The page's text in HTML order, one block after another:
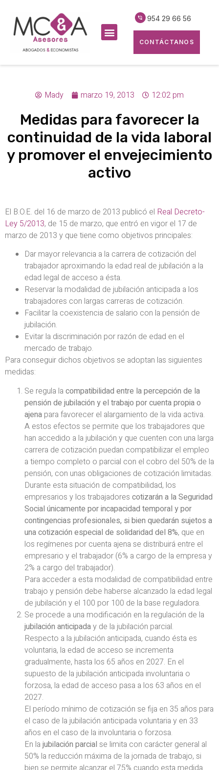
954 29 66 56
CONTÁCTANOS
Mady marzo 19, 2013 12:02 pm
Medidas para favorecer la
continuidad de la vida laboral
y promover el envejecimiento
activo
El B.O.E. del 16 de marzo de 2013 publicó el Real Decreto-
Ley 5/2013, de 15 de marzo, que entró en vigor el 17 de
marzo de 2013 y que tiene como objetivos principales:
Dar mayor relevancia a la carrera de cotización del
trabajador aproximando la edad real de jubilación a la
edad legal de acceso a ésta.
Reservar la modalidad de jubilación anticipada a los
trabajadores con largas carreras de cotización.
Facilitar la coexistencia de salario con la pensión de
jubilación.
Evitar la discriminación por razón de edad en el
mercado de trabajo.
Para conseguir dichos objetivos se adoptan las siguientes
medidas:
Se regula la compatibilidad entre la percepción de la
pensión de jubilación y el trabajo por cuenta propia o
ajena para favorecer el alargamiento de la vida activa.
A estos efectos se permite que los trabajadores que
han accedido a la jubilación y que cuenten con una larga
carrera de cotización puedan compatibilizar el empleo
a tiempo completo o parcial con el cobro del 50% de la
pensión, con unas obligaciones de cotización limitadas.
Durante esta situación de compatibilidad, los
empresarios y los trabajadores cotizarán a la Seguridad
Social únicamente por incapacidad temporal y por
contingencias profesionales, si bien quedarán sujetos a
una cotización especial de solidaridad del 8%, que en
los regímenes por cuenta ajena se distribuirá entre el
empresario y el trabajador (6% a cargo de la empresa y
2% a cargo del trabajador).
Para acceder a esta modalidad de compatibilidad entre
trabajo y pensión debe haberse alcanzado la edad legal
de jubilación y el 100 por 100 de la base reguladora.
Se procede a una modificación en la regulación de la
jubilación anticipaday de la jubilación parcial.
Respecto a la jubilación anticipada, cuando ésta es
voluntaria, la edad de acceso se incrementa
gradualmente, hasta los 65 años en 2027. En el
supuesto de la jubilación anticipada involuntaria o
forzosa, la edad de acceso pasa a los 63 años en el
2027.
El período mínimo de cotización se fija en 35 años para
el caso de la jubilación anticipada voluntaria y en 33
años en el caso de la involuntaria o forzosa.
En la jubilación parcial se limita con carácter general al
50% la reducción máxima de la jornada de trabajo, si